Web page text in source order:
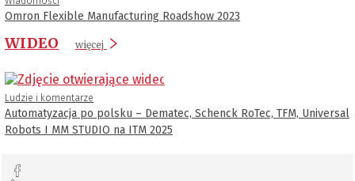
Omron Flexible Manufacturing Roadshow 2023
WIDEO więcej
Ludzie i komentarze
Automatyzacja po polsku – Dematec, Schenck RoTec, TFM, Universal
Robots I MM STUDIO na ITM 2025